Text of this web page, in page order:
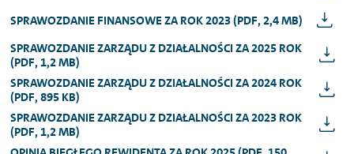
SPRAWOZDANIE FINANSOWE ZA ROK 2023 (PDF, 2,4 MB)
SPRAWOZDANIE ZARZĄDU Z DZIAŁALNOŚCI ZA 2025 ROK
(PDF, 1,2 MB)
SPRAWOZDANIE ZARZĄDU Z DZIAŁALNOŚCI ZA 2024 ROK
(PDF, 895 KB)
SPRAWOZDANIE ZARZĄDU Z DZIAŁALNOŚCI ZA 2023 ROK
(PDF, 1,2 MB)